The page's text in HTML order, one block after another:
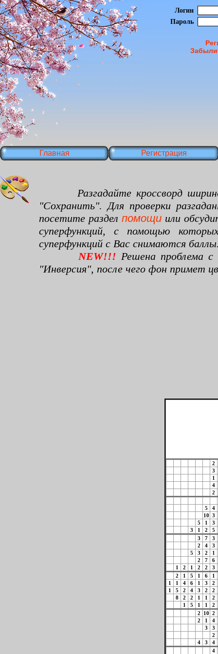
Логин
Пароль
Главная Регистрация
Разгадайте кроссворд шириной
"Сохранить". Для проверки
посетите раздел помощиили
суперфункций, с помощью
суперфункций с Вас снимаются
NEW!!! Решена проблема
"Инверсия", после чего фон примет
2
3
1
4
2
5
4
10 3
5
1
3
3
1 2
5
3
7
3
2
4
3
5
3 2
1
2
7
6
1
2 1 2 2
3
2
1 5 1 6
1
1
1 4 6 1 3
2
1
5 2 4 3 2
2
8
2 2 1 1
2
1
5 1 1
2
2
10 2
2
1
4
3
3
2
4
3
4
4